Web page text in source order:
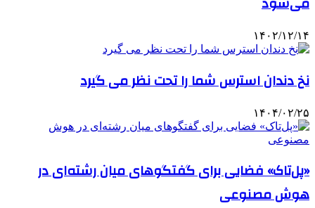
۱۴۰۲/۱۲/۱۴
نخ دندان استرس شما را تحت نظر می گیرد
۱۴۰۴/۰۲/۲۵
«پل‌تاک» فضایی برای گفتگوهای میان رشته‌ای در
هوش مصنوعی